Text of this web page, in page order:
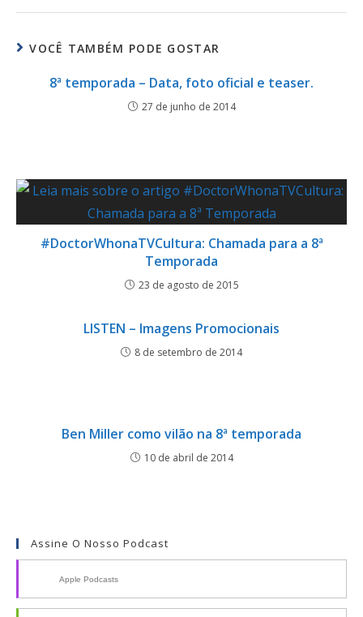
VOCÊ TAMBÉM PODE GOSTAR
8ª temporada – Data, foto oficial e teaser.
27 de junho de 2014
#DoctorWhonaTVCultura: Chamada para a 8ª
Temporada
23 de agosto de 2015
LISTEN – Imagens Promocionais
8 de setembro de 2014
Ben Miller como vilão na 8ª temporada
10 de abril de 2014
Assine O Nosso Podcast
Apple Podcasts